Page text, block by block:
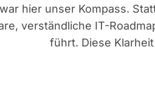
hier unser Kom­pass.
ver­ständ­li­che IT-
führt. Die­se